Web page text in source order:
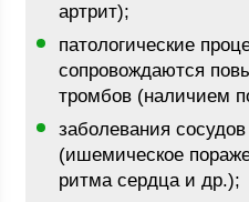
артрит);
патологические
сопровождаются
тромбов (наличием
заболевания
(ишемическое
ритма сердца и др.);